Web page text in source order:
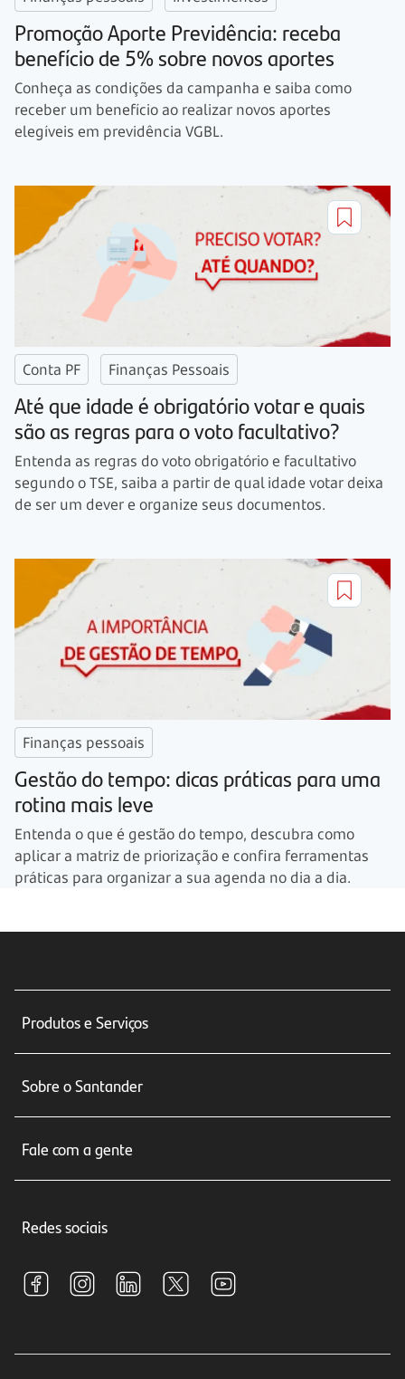
Promoção Aporte Previdência: receba
benefício de 5% sobre novos aportes
Conheça as condições da campanha e saiba como
receber um benefício ao realizar novos aportes
elegíveis em previdência VGBL.
Conta PF Finanças Pessoais
Até que idade é obrigatório votar e quais
são as regras para o voto facultativo?
Entenda as regras do voto obrigatório e facultativo
segundo o TSE, saiba a partir de qual idade votar deixa
de ser um dever e organize seus documentos.
Finanças pessoais
Gestão do tempo: dicas práticas para uma
rotina mais leve
Entenda o que é gestão do tempo, descubra como
aplicar a matriz de priorização e confira ferramentas
práticas para organizar a sua agenda no dia a dia.
Produtos e Serviços
Seguros
Crédito e Financiamentos
Investimentos
Sobre o Santander
Relações com Investidores
Fale com a gente
Central de Renegociação
S.A.C
Encontre nossas agências
Redes sociais